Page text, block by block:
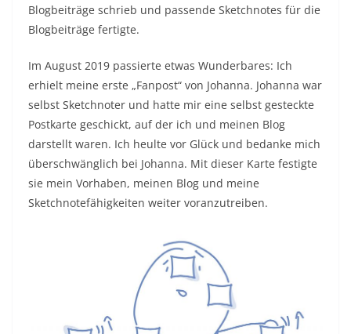
Blogbeiträge schrieb und passende Sketchnotes für die
Blogbeiträge fertigte.
Im August 2019 passierte etwas Wunderbares: Ich
erhielt meine erste „Fanpost“ von Johanna. Johanna war
selbst Sketchnoter und hatte mir eine selbst gesteckte
Postkarte geschickt, auf der ich und meinen Blog
darstellt waren. Ich heulte vor Glück und bedanke mich
überschwänglich bei Johanna. Mit dieser Karte festigte
sie mein Vorhaben, meinen Blog und meine
Sketchnotefähigkeiten weiter voranzutreiben.